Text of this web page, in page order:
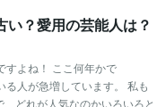
い？愛用の芸能人は？
すよね！ ここ何年かで
る人が急増しています。 私も
どれが人気なのかいろいろと